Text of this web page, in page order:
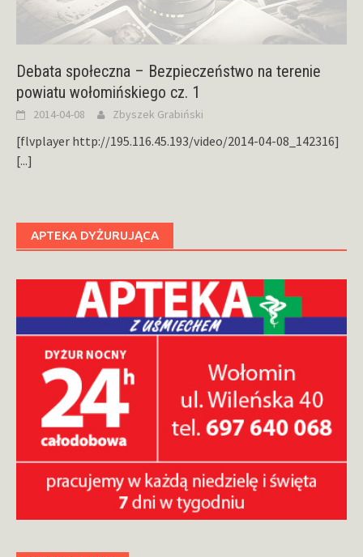
Debata społeczna – Bezpieczeństwo na terenie
powiatu wołomińskiego cz. 1
2014-04-08 Zbyszek Grabiński
[flvplayer http://195.116.45.193/video/2014-04-08_142316]
[...]
APTEKA DYŻURUJĄCA